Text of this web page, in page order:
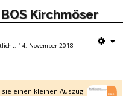
Kirchmöser
14. November 2018
einen kleinen Auszug